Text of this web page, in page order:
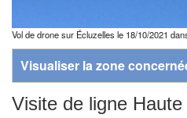
Vol de drone sur Écluzelles le 18/10/2021
Visualiser la zone
Visite de ligne